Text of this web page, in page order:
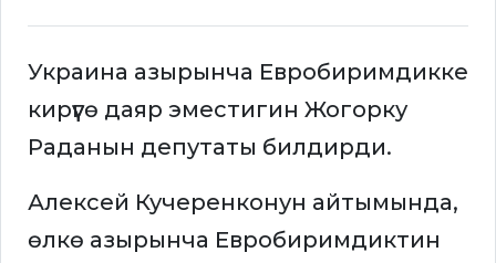
Украина азырынча Евробиримдикке
кирүүгө даяр эместигин Жогорку
Раданын депутаты билдирди.
Алексей Кучеренконун айтымында,
өлкө азырынча Евробиримдиктин